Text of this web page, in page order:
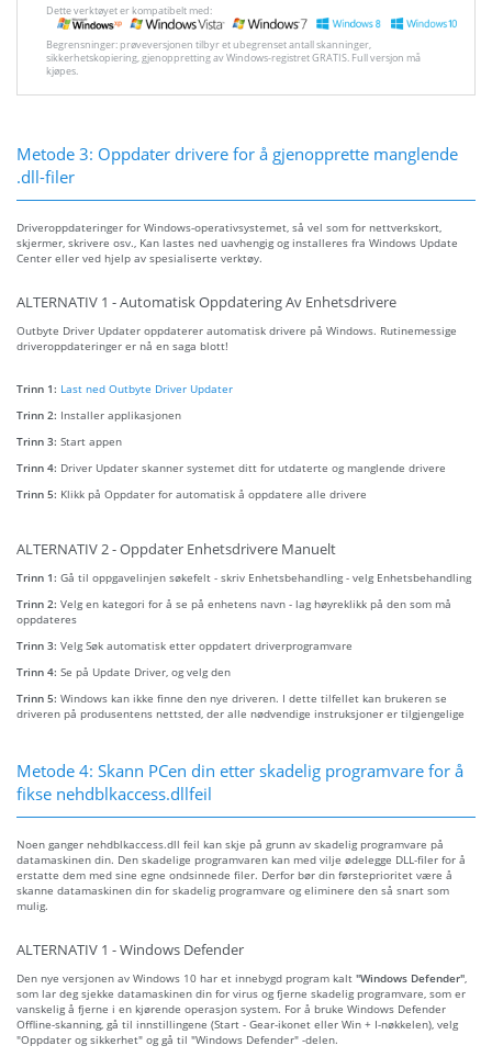
Dette verktøyet er kompatibelt med:
Begrensninger: prøveversjonen tilbyr et ubegrenset antall skanninger,
sikkerhetskopiering, gjenoppretting av Windows-registret GRATIS. Full versjon må
kjøpes.
Metode 3: Oppdater drivere for å gjenopprette manglende
.dll-filer
Driveroppdateringer for Windows-operativsystemet, så vel som for nettverkskort,
skjermer, skrivere osv., Kan lastes ned uavhengig og installeres fra Windows Update
Center eller ved hjelp av spesialiserte verktøy.
ALTERNATIV 1 - Automatisk Oppdatering Av Enhetsdrivere
Outbyte Driver Updater oppdaterer automatisk drivere på Windows. Rutinemessige
driveroppdateringer er nå en saga blott!
Trinn 1: Last ned Outbyte Driver Updater
Trinn 2: Installer applikasjonen
Trinn 3: Start appen
Trinn 4: Driver Updater skanner systemet ditt for utdaterte og manglende drivere
Trinn 5: Klikk på Oppdater for automatisk å oppdatere alle drivere
ALTERNATIV 2 - Oppdater Enhetsdrivere Manuelt
Trinn 1: Gå til oppgavelinjen søkefelt - skriv Enhetsbehandling - velg Enhetsbehandling
Trinn 2: Velg en kategori for å se på enhetens navn - lag høyreklikk på den som må
oppdateres
Trinn 3: Velg Søk automatisk etter oppdatert driverprogramvare
Trinn 4: Se på Update Driver, og velg den
Trinn 5: Windows kan ikke finne den nye driveren. I dette tilfellet kan brukeren se
driveren på produsentens nettsted, der alle nødvendige instruksjoner er tilgjengelige
Metode 4: Skann PCen din etter skadelig programvare for å
fikse nehdblkaccess.dllfeil
Noen ganger nehdblkaccess.dll feil kan skje på grunn av skadelig programvare på
datamaskinen din. Den skadelige programvaren kan med vilje ødelegge DLL-filer for å
erstatte dem med sine egne ondsinnede filer. Derfor bør din førsteprioritet være å
skanne datamaskinen din for skadelig programvare og eliminere den så snart som
mulig.
ALTERNATIV 1 - Windows Defender
Den nye versjonen av Windows 10 har et innebygd program kalt "Windows Defender"
som lar deg sjekke datamaskinen din for virus og fjerne skadelig programvare, som er
vanskelig å fjerne i en kjørende operasjon system. For å bruke Windows Defender
Offline-skanning, gå til innstillingene (Start - Gear-ikonet eller Win + I-nøkkelen), velg
"Oppdater og sikkerhet" og gå til "Windows Defender" -delen.